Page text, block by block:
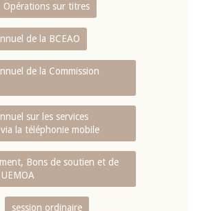
Opérations sur titres
de la BCEAO
de la Commission
sur les services
la téléphonie mobile
Bons de soutien et de
session ordinaire